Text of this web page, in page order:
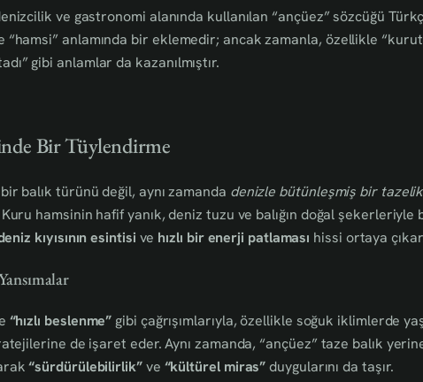
ve gastronomi alanında kullanılan “ançüez” sözcüğü
“hamsi” anlamında bir eklemedir; ancak zamanla, özellikle
gibi anlamlar da kazanılmıştır.
Bir Tüylendirme
balık türünü değil, aynı zamanda denizle bütünleşmiş bir
Kuru hamsinin hafif yanık, deniz tuzu ve balığın doğal şekerleriyle
kıyısının esintisi ve hızlı bir enerji patlaması hissi ortaya
“hızlı beslenme” gibi çağrışımlarıyla, özellikle soğuk iklimlerde
de işaret eder. Aynı zamanda, “ançüez” taze balık
“sürdürülebilirlik”ve “kültürel miras”duygularını da taşır.